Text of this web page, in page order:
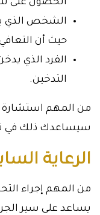
الحصول على
الشخص الذي
حيث أن
الفرد الذي
التدخين.
من المهم استشارة
سيساعدك ذلك في
الرعاية
من المهم إجراء
يساعد على سير